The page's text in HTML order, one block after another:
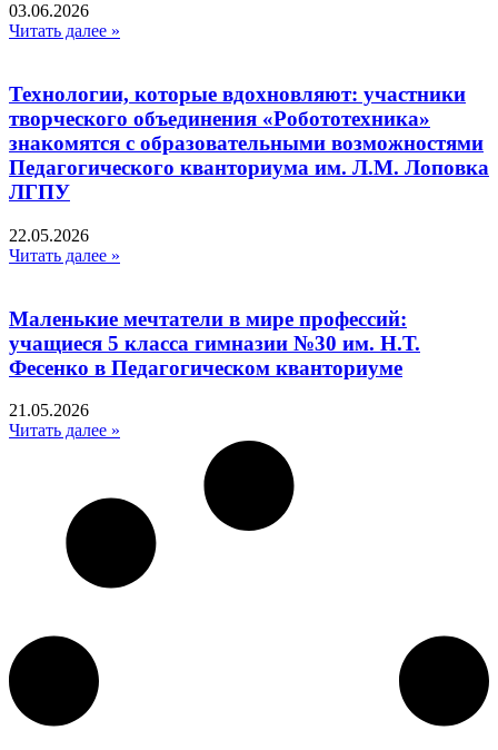
03.06.2026
Читать далее »
Технологии, которые вдохновляют: участники
творческого объединения «Робототехника»
знакомятся с образовательными возможностями
Педагогического кванториума им. Л.М. Лоповка
ЛГПУ
22.05.2026
Читать далее »
Маленькие мечтатели в мире профессий:
учащиеся 5 класса гимназии №30 им. Н.Т.
Фесенко в Педагогическом кванториуме
21.05.2026
Читать далее »